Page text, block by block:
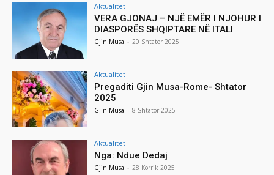
Aktualitet
VERA GJONAJ – NJË EMËR I NJOHUR I
DIASPORËS SHQIPTARE NË ITALI
Gjin Musa - 20 Shtator 2025
Aktualitet
Pregaditi Gjin Musa-Rome- Shtator
2025
Gjin Musa - 8 Shtator 2025
Aktualitet
Nga: Ndue Dedaj
Gjin Musa - 28 Korrik 2025